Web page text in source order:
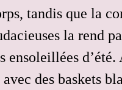
tandis que la
la rend
ensoleillées d’été.
des baskets